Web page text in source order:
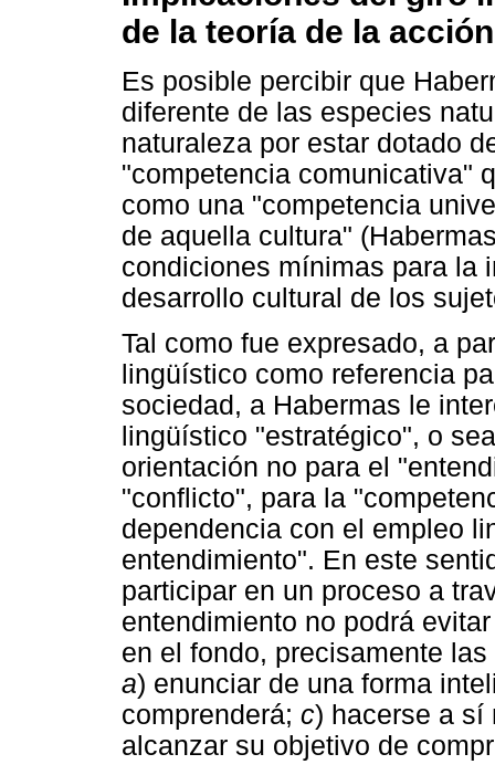
de la teoría de la
Es posible percibir que
diferente de las especies
naturaleza por estar dotado
"competencia comunicativa"
como una "competencia
de aquella cultura"
condiciones mínimas para la
desarrollo cultural de los
Tal como fue expresado, a
lingüístico como referencia
sociedad, a Habermas le
lingüístico "estratégico", o
orientación no para el
"conflicto", para la
dependencia con el empleo
entendimiento". En este
participar en un proceso a
entendimiento no podrá
en el fondo, precisamente
a) enunciar de una forma
comprenderá; c) hacerse a sí
alcanzar su objetivo de